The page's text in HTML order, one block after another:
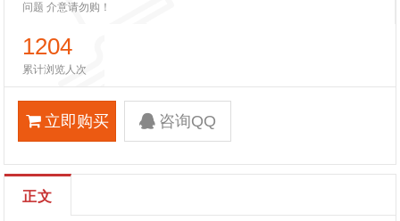
问题 介意请勿购！
1204
累计浏览人次
立即购买 咨询QQ
正文